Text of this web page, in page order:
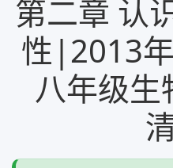
第二章 认
性|2013
八年级生